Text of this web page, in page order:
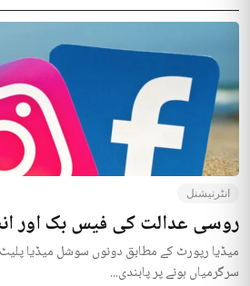
انٹرنیشنل
روسی عدالت کی فیس بک اور
میڈیا رپورٹ کے مطابق دونوں سوشل میڈیا پلیٹ
سرگرمیاں ہونے پر پابندی...